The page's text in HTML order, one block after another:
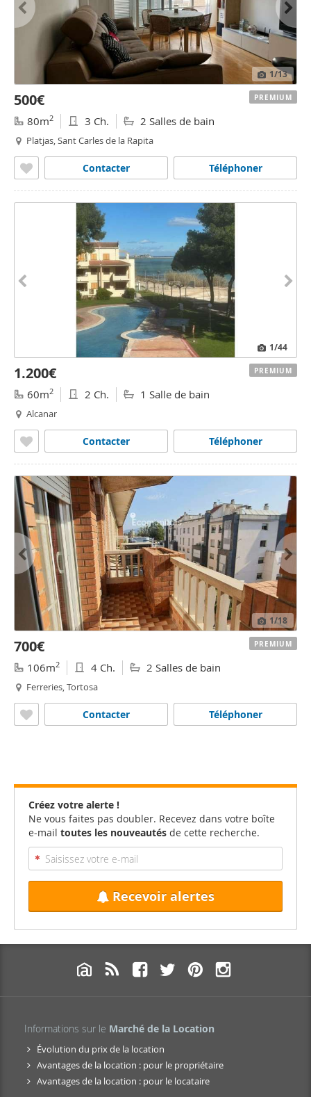
1/13
500€
80m2 3 Ch. 2 Salles de bain
Platjas, Sant Carles de la Rapita
Téléphoner
Contacter
PREMIUM
1/44
1.200€
60m2 2 Ch. 1 Salle de bain
Alcanar
Téléphoner
Contacter
PREMIUM
1/18
700€
106m2 4 Ch. 2 Salles de bain
Ferreries, Tortosa
Téléphoner
Contacter
PREMIUM
Créez votre alerte !
Ne vous faites pas doubler. Recevez dans votre boîte
e-mail toutes les nouveautés de cette recherche.
Recevoir alertes
Informations sur le Marché de la Location
Évolution du prix de la location
Avantages de la location : pour le propriétaire
Avantages de la location : pour le locataire